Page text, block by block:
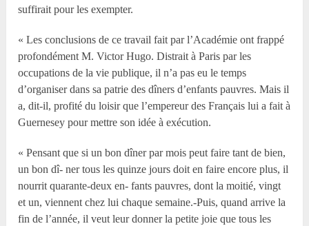
suffirait pour les exempter.
« Les conclusions de ce travail fait par l’Académie ont frappé
profondément M. Victor Hugo. Distrait à Paris par les
occupations de la vie publique, il n’a pas eu le temps
d’organiser dans sa patrie des dîners d’enfants pauvres. Mais il
a, dit-il, profité du loisir que l’empereur des Français lui a fait à
Guernesey pour mettre son idée à exécution.
« Pensant que si un bon dîner par mois peut faire tant de bien,
un bon dî- ner tous les quinze jours doit en faire encore plus, il
nourrit quarante-deux en- fants pauvres, dont la moitié, vingt
et un, viennent chez lui chaque semaine.-Puis, quand arrive la
fin de l’année, il veut leur donner la petite joie que tous les